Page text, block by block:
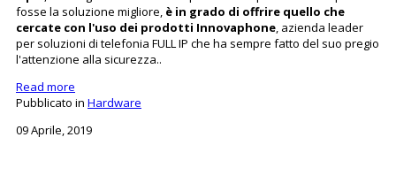
fosse la soluzione migliore, è in grado di offrire quello che
cercate con l'uso dei prodotti Innovaphone, azienda leader
per soluzioni di telefonia FULL IP che ha sempre fatto del suo pregio
l'attenzione alla sicurezza..
Read more
Pubblicato in Hardware
09 Aprile, 2019